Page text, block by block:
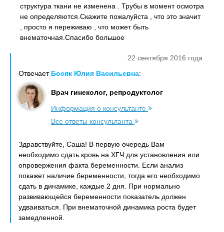
структура ткани не изменена . Трубы в момент осмотра
не определяются.Скажите пожалуйста , что это значит
, просто я переживаю , что может быть
внематочная.Спасибо большое
22 сентября 2016 года
Отвечает Босяк Юлия Васильевна:
Врач гинеколог, репродуктолог
Информация о консультанте
Все ответы консультанта
Здравствуйте, Саша! В первую очередь Вам
необходимо сдать кровь на ХГЧ для установления или
опровержения факта беременности. Если анализ
покажет наличие беременности, тогда его необходимо
сдать в динамике, каждые 2 дня. При нормально
развивающейся беременности показатель должен
удваиваться. При внематочной динамика роста будет
замедленной.